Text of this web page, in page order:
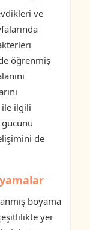
ve
öğrenmiş
ile ilgili
de
boyama
yer